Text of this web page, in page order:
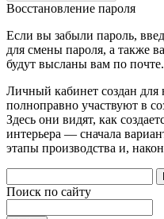
Восстановление пароля
Если вы забыли пароль,
для смены пароля, а также
будут высланы вам по почте.
Личный кабинет создан
полноправно участвуют в
Здесь они видят, как
интерьера — сначала
этапы производства и,
Поиск по сайту